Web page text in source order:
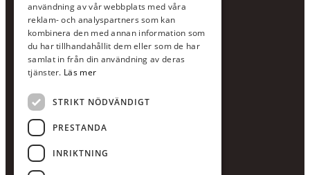
E-post:info@scandcon.se
BESÖKSADRESS
Backagårdsgatan 9
511 57 Kinna
UPPGIFTER
Orgnummer
559375-8161
Swishnummer
123-615 05 28
användning av vår webbplats med våra
reklam- och analyspartners som kan
kombinera den med annan information som
du har tillhandahållit dem eller som de har
samlat in från din användning av deras
tjänster. Läs mer
STRIKT NÖDVÄNDIGT
PRESTANDA
INRIKTNING